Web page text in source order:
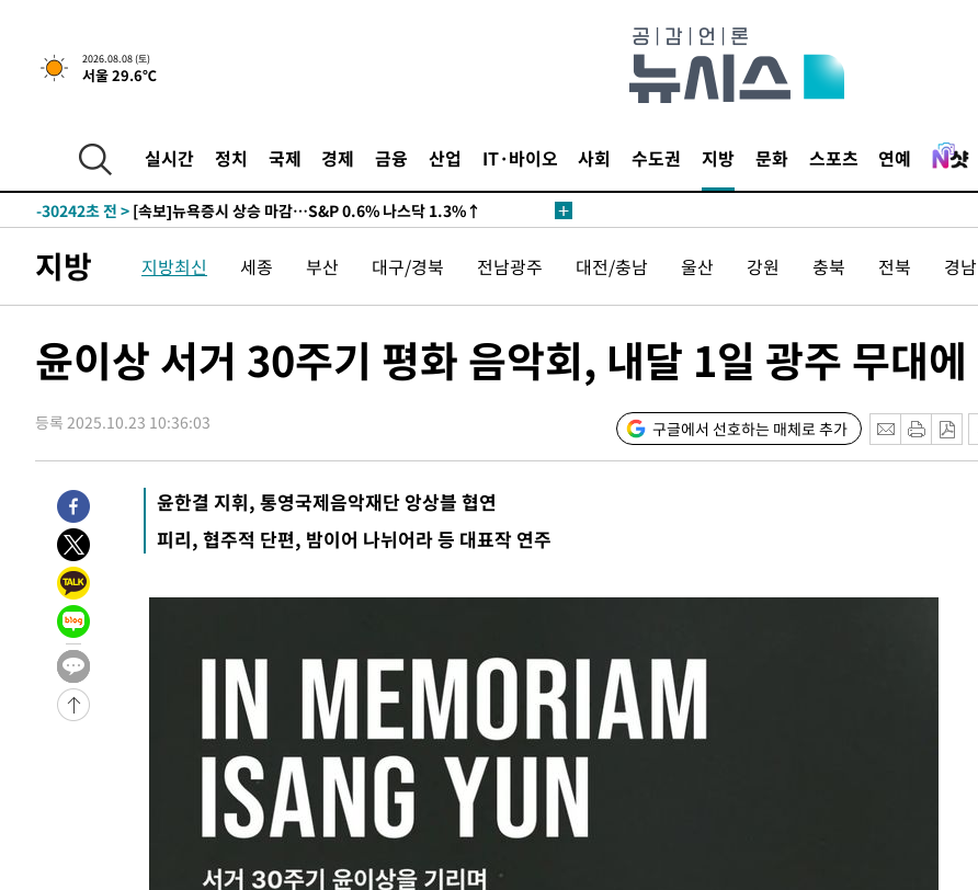
2026.08.08 (토)
서울 29.6℃
실시간 정치 국제 경제 금융 산업 IT·바이오 사회 수도권 지방 문화 스포츠 연예
-30242초 전 > [속보]뉴욕증시 상승 마감…S&P 0.6% 나스닥 1.3%↑
지방 지방최신 세종 부산 대구/경북 전남광주 대전/충남 울산 강원 충북 전북 경남
윤이상 서거 30주기 평화 음악회, 내달 1일 광주 무대에
등록 2025.10.23 10:36:03 구글에서 선호하는 매체로 추가
윤한결 지휘, 통영국제음악재단 앙상블 협연
피리, 협주적 단편, 밤이어 나뉘어라 등 대표작 연주